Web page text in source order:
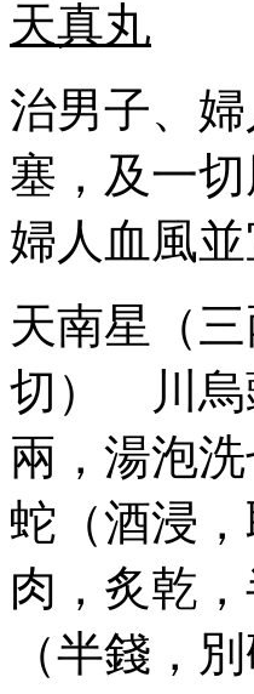
天真丸
治男子、
塞，及一
婦人血風並
天南星（
切） 川烏
兩，湯泡
蛇（酒浸
肉，炙乾
（半錢，